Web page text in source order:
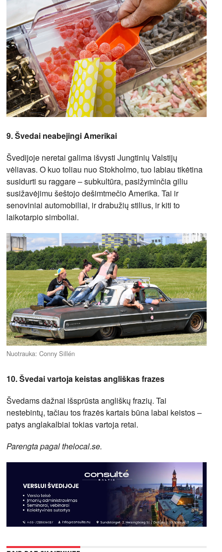
9. Švedai neabejingi Amerikai
Švedijoje neretai galima išvysti Jungtinių Valstijų
vėliavas. O kuo toliau nuo Stokholmo, tuo labiau tikėtina
susidurti su raggare – subkultūra, pasižyminčia giliu
susižavėjimu šeštojo dešimtmečio Amerika. Tai ir
senoviniai automobiliai, ir drabužių stilius, ir kiti to
laikotarpio simboliai.
Nuotrauka: Conny Sillén
10. Švedai vartoja keistas angliškas frazes
Švedams dažnai išsprūsta angliškų frazių. Tai
nestebintų, tačiau tos frazės kartais būna labai keistos –
patys anglakalbiai tokias vartoja retai.
Parengta pagal thelocal.se.